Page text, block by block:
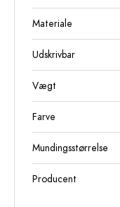
Materiale
Udskrivbar
Vægt
Farve
Mundingsstørrelse
Producent